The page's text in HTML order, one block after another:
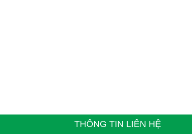
THÔNG TIN LIÊN HỆ